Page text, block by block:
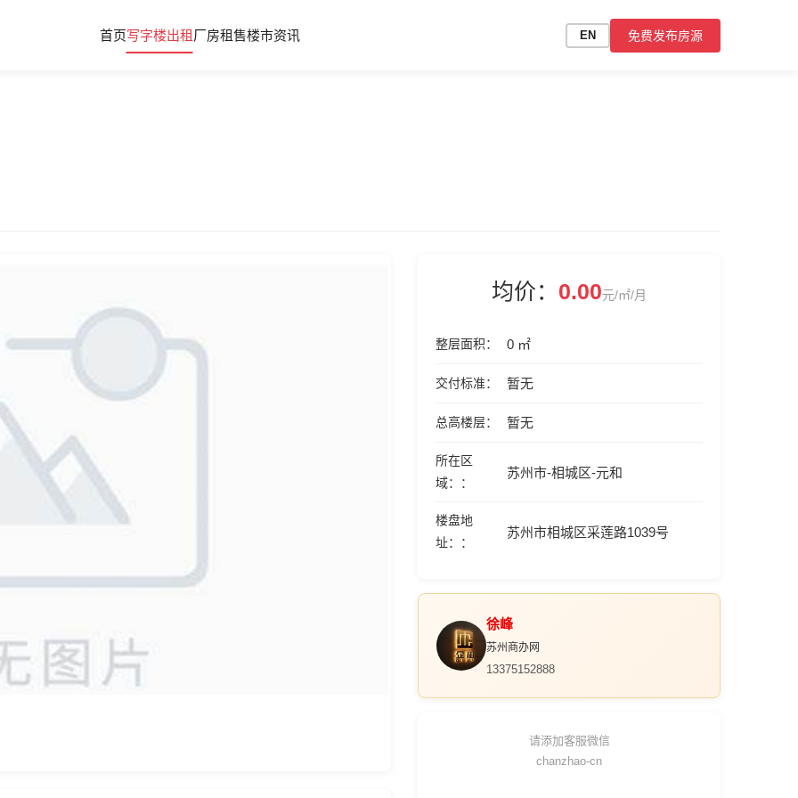
首页写字楼出租 厂房租售楼市资讯 EN 免费发布房源
均价： 0.00元/㎡/月
整层面积 0 ㎡
交付标准 暂无
总高楼层 暂无
所在区
域：
苏州市-相城区-元和
楼盘地
址：
苏州市相城区采莲路1039号
徐峰
苏州商办网
13375152888
请添加客服微信
chanzhao-cn